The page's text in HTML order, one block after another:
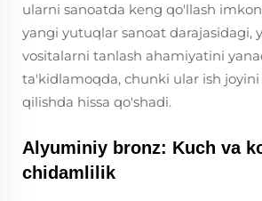
ularni sanoatda keng qo'llash
yangi yutuqlar sanoat darajasidagi,
vositalarni tanlash ahamiyatini
ta'kidlamoqda, chunki ular ish joyini
qilishda hissa qo'shadi.
Alyuminiy bronz: Kuch va
chidamlilik